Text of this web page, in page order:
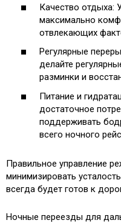
Качество отдыха:
максимально
отвлекающих
Регулярные
делайте
разминки и
Питание и
достаточное
поддерживать
всего ночного
Правильное управление
минимизировать
всегда будет готов к
Ночные переезды для